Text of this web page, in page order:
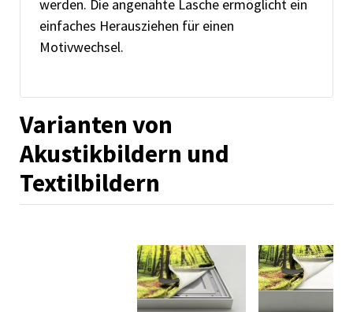
werden. Die angenähte Lasche ermöglicht ein
einfaches Herausziehen für einen
Motivwechsel.
Varianten von
Akustikbildern und
Textilbildern